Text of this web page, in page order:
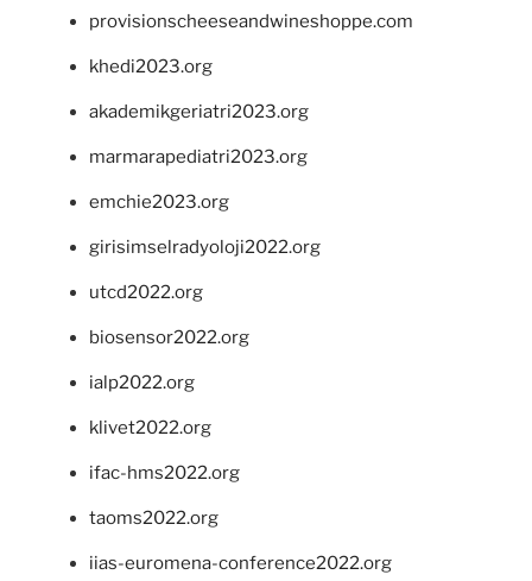
provisionscheeseandwineshoppe.com
khedi2023.org
akademikgeriatri2023.org
marmarapediatri2023.org
emchie2023.org
girisimselradyoloji2022.org
utcd2022.org
biosensor2022.org
ialp2022.org
klivet2022.org
ifac-hms2022.org
taoms2022.org
iias-euromena-conference2022.org